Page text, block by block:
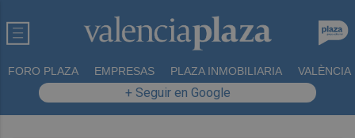
FORO PLAZA EMPRESAS PLAZA INMOBILIARIA VALÈNCIA
+ Seguir en Google